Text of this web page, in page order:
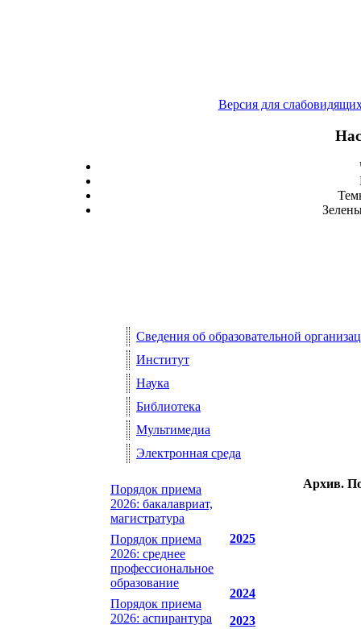
Версия для
Сведения об образовательной
Институт
Наука
Библиотека
Мультимедиа
Электронная среда
Порядок приема
2026: бакалавриат,
магистратура
Порядок приема
2026: среднее
профессиональное
образование
Порядок приема
2026: аспирантура
Архив.
2025
2024
2023